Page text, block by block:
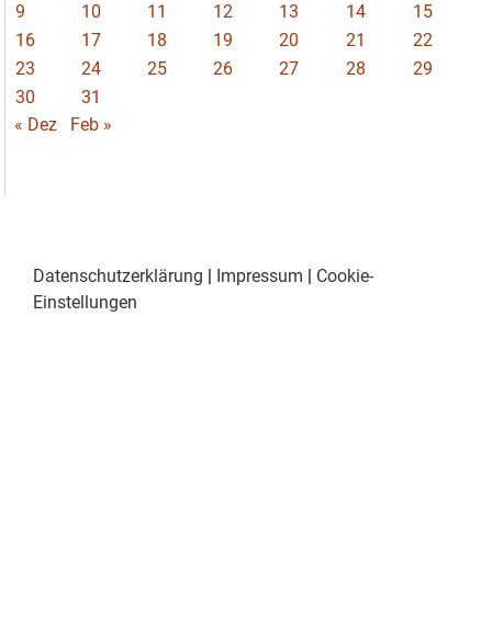
9
10 11 12 13 14
15
16
17 18 19 20 21
22
23
24 25 26 27 28
29
30
31
« Dez
Feb »
Datenschutzerklärung Impressum
Cookie-
Einstellungen